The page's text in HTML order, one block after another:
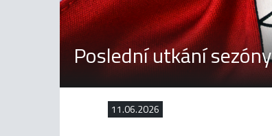
Poslední utkání sezóny
11.06.2026